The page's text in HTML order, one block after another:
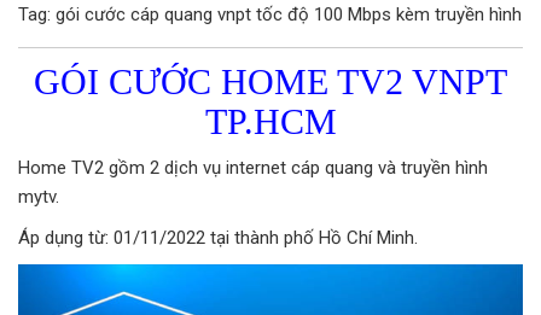
Tag: gói cước cáp quang vnpt tốc độ 100 Mbps kèm truyền hình
GÓI CƯỚC HOME TV2 VNPT
TP.HCM
Home TV2 gồm 2 dịch vụ internet cáp quang và truyền hình
mytv.
Áp dụng từ: 01/11/2022 tại thành phố Hồ Chí Minh.